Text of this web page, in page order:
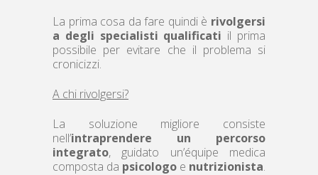
La prima cosa da fare quindi è rivolgersi
a degli specialisti qualificati il prima
possibile per evitare che il problema si
cronicizzi.
A chi rivolgersi?
La soluzione migliore consiste
nell’intraprendere un percorso
integrato, guidato un’équipe medica
composta da psicologo e nutrizionista.